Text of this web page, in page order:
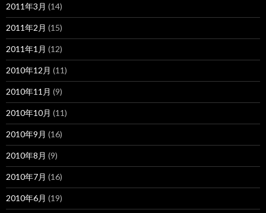
2011年3月 (14)
2011年2月 (15)
2011年1月 (12)
2010年12月 (11)
2010年11月 (9)
2010年10月 (11)
2010年9月 (16)
2010年8月 (9)
2010年7月 (16)
2010年6月 (19)